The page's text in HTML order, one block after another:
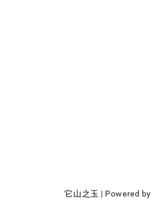
它山之玉 | Powered by